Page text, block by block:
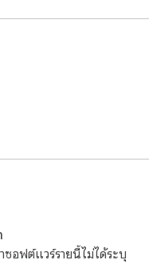
าย
จากผู้ใช้มากขึ้น
องเวลาและมอบ
อฟต์แวร์รายนี้ไม่ได้ระบุ